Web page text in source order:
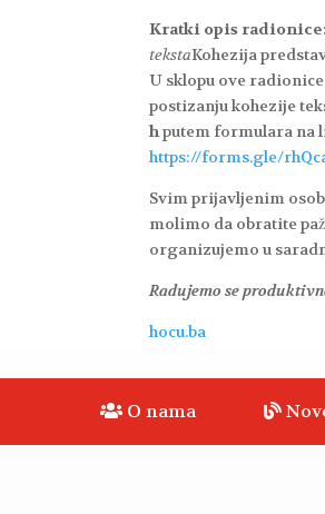
Kratki opis radionice:
tekstaKohezija
U sklopu ove
postizanju kohezije
hputem formulara na
https://forms.gle/
Svim prijavljenim
molimo da obratite
organizujemo u
Radujemo se
hocu.ba
O nama